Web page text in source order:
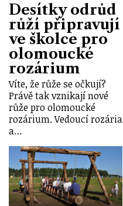
Desítky odrůd
růží připravují
ve školce pro
olomoucké
rozárium
Víte, že růže se očkují?
Právě tak vznikají nové
růže pro olomoucké
rozárium. Vedoucí rozária
a…